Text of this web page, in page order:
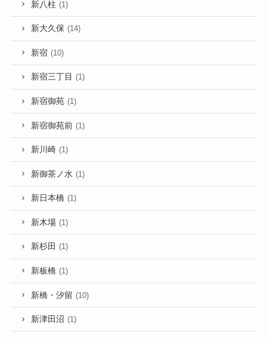
新八柱 (1)
新大久保 (14)
新宿 (10)
新宿三丁目 (1)
新宿御苑 (1)
新宿御苑前 (1)
新川崎 (1)
新御茶ノ水 (1)
新日本橋 (1)
新木場 (1)
新杉田 (1)
新板橋 (1)
新橋・汐留 (10)
新津田沼 (1)